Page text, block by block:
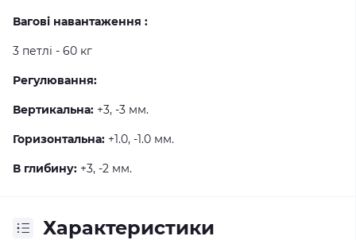
Вагові навантаження :
3 петлі - 60 кг
Регулювання:
Вертикальна: +3, -3 мм.
Горизонтальна: +1.0, -1.0 мм.
В глибину: +3, -2 мм.
Характеристики